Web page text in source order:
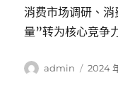
消费市场调研、
量”转为核心竞争
作
admin
發
2024